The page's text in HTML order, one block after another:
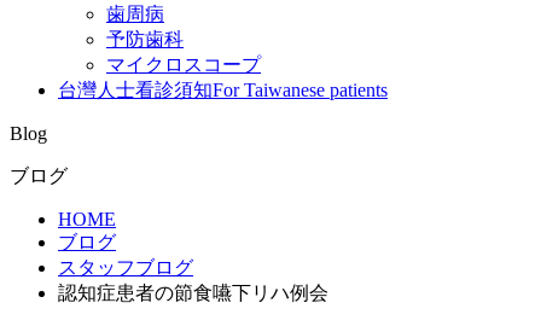
歯周病
予防歯科
マイクロスコープ
台灣人士看診須知For Taiwanese patients
Blog
ブログ
HOME
ブログ
スタッフブログ
認知症患者の節食嚥下リハ例会